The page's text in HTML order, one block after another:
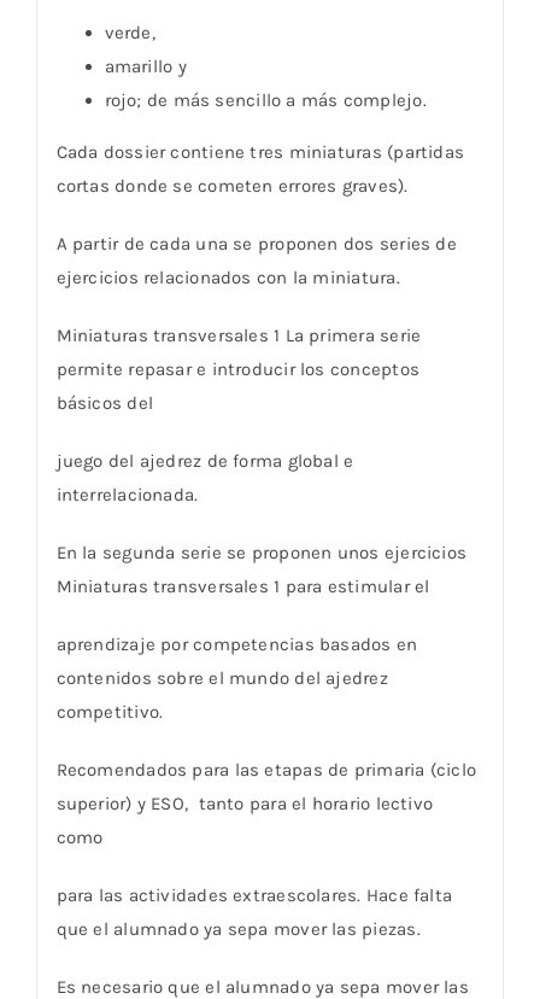
verde,
amarillo y
rojo; de más sencillo a más complejo.
Cada dossier contiene tres miniaturas (partidas
cortas donde se cometen errores graves).
A partir de cada una se proponen dos series de
ejercicios relacionados con la miniatura.
Miniaturas transversales 1 La primera serie
permite repasar e introducir los conceptos
básicos del
juego del ajedrez de forma global e
interrelacionada.
En la segunda serie se proponen unos ejercicios
Miniaturas transversales 1 para estimular el
aprendizaje por competencias basados en
contenidos sobre el mundo del ajedrez
competitivo.
Recomendados para las etapas de primaria (ciclo
superior) y ESO, tanto para el horario lectivo
como
para las actividades extraescolares. Hace falta
que el alumnado ya sepa mover las piezas.
Es necesario que el alumnado ya sepa mover las